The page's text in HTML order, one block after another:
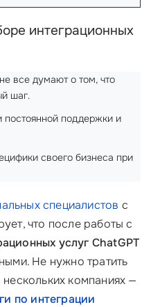
интеграционных
все думают о том, что
шаг.
постоянной поддержки и
своего бизнеса при
специалистов с
что после работы с
услуг ChatGPT
Не нужно тратить
компаниях —
по интеграции